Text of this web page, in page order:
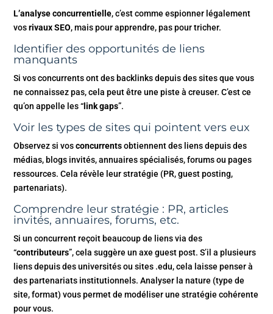
L’analyse concurrentielle, c’est comme espionner légalement
vosrivaux SEO, mais pour apprendre, pas pour tricher.
Identifier des opportunités de liens
manquants
Si vos concurrents ont des backlinks depuis des sites que vous
ne connaissez pas, cela peut être une piste à creuser. C’est ce
qu’on appelle les “ link gaps”.
Voir les types de sites qui pointent vers eux
Observez si vosconcurrentsobtiennent des liens depuis des
médias, blogs invités, annuaires spécialisés, forums ou pages
ressources. Cela révèle leur stratégie (PR, guest posting,
partenariats).
Comprendre leur stratégie : PR, articles
invités, annuaires, forums, etc.
Si un concurrent reçoit beaucoup de liens via des
“contributeurs”, cela suggère un axe guest post. S’il a plusieurs
liens depuis des universités ou sites .edu, cela laisse penser à
des partenariats institutionnels. Analyser la nature (type de
site, format) vous permet de modéliser une stratégie cohérente
pour vous.